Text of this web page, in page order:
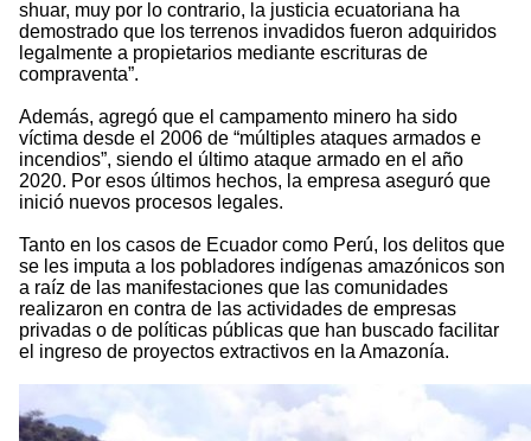
shuar, muy por lo contrario, la justicia ecuatoriana ha
demostrado que los terrenos invadidos fueron adquiridos
legalmente a propietarios mediante escrituras de
compraventa”.
Además, agregó que el campamento minero ha sido
víctima desde el 2006 de “múltiples ataques armados e
incendios”, siendo el último ataque armado en el año
2020. Por esos últimos hechos, la empresa aseguró que
inició nuevos procesos legales.
Tanto en los casos de Ecuador como Perú, los delitos que
se les imputa a los pobladores indígenas amazónicos son
a raíz de las manifestaciones que las comunidades
realizaron en contra de las actividades de empresas
privadas o de políticas públicas que han buscado facilitar
el ingreso de proyectos extractivos en la Amazonía.